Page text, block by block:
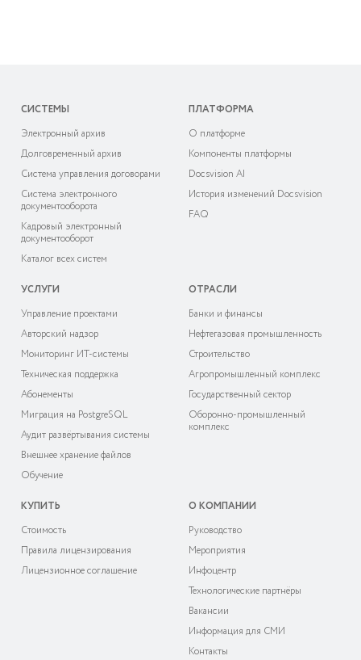
СИСТЕМЫ
Электронный архив
Долговременный архив
Система управления договорами
Система электронного
документооборота
Кадровый электронный
документооборот
Каталог всех систем
ПЛАТФОРМА
О платформе
Компоненты платформы
Docsvision AI
История изменений Docsvision
FAQ
УСЛУГИ
Управление проектами
Авторский надзор
Мониторинг ИТ-системы
Техническая поддержка
Абонементы
Миграция на PostgreSQL
Аудит развёртывания системы
Внешнее хранение файлов
Обучение
ОТРАСЛИ
Банки и финансы
Нефтегазовая промышленность
Строительство
Агропромышленный комплекс
Государственный сектор
Оборонно-промышленный
комплекс
КУПИТЬ
Cтоимость
Правила лицензирования
Лицензионное соглашение
О КОМПАНИИ
Руководство
Мероприятия
Инфоцентр
Технологические партнёры
Вакансии
Информация для СМИ
Контакты